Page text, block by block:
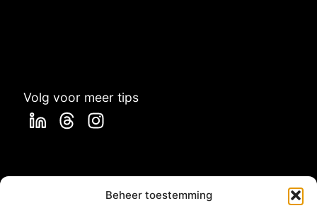
Beheer toestemming
Volg voor meer tips